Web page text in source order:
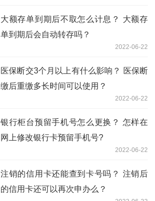
大额存单到期后不取怎么计息？ 大额存
单到期后会自动转存吗？
2022-06-22
医保断交3个月以上有什么影响？ 医保断
缴后重缴多长时间可以使用？
2022-06-22
银行柜台预留手机号怎么更换？ 怎样在
网上修改银行卡预留手机号?
2022-06-22
注销的信用卡还能查到卡号吗？ 注销后
的信用卡还可以再次申办么？